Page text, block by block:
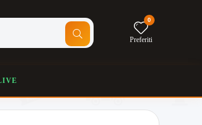
0
Preferiti